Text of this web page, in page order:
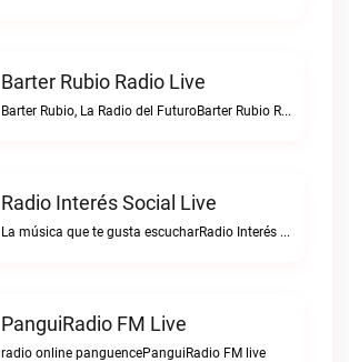
Barter Rubio Radio Live
Barter Rubio, La Radio del FuturoBarter Rubio Radio live
Radio Interés Social Live
La música que te gusta escucharRadio Interés Social live
PanguiRadio FM Live
radio online panguencePanguiRadio FM live